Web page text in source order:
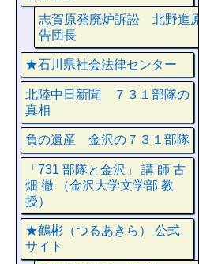
志賀原発廃炉訴訟 北野進原
告団長
★石川県社会法律センター
北陸中日新聞 ７３１部隊の
真相
負の遺産 金沢の７３１部隊
「731 部隊と金沢」 講 師 古
畑 徹 （金沢大学文学部 教
授）
★鶴彬（つるあきら） 公式
サイト